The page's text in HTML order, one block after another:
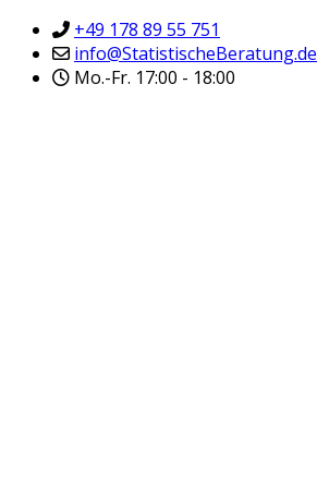
+49 178 89 55 751
info@StatistischeBeratung.de
Mo.-Fr. 17:00 - 18:00